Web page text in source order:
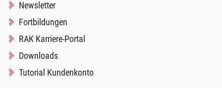
Newsletter
Fortbildungen
RAK Karriere-Portal
Downloads
Tutorial Kundenkonto